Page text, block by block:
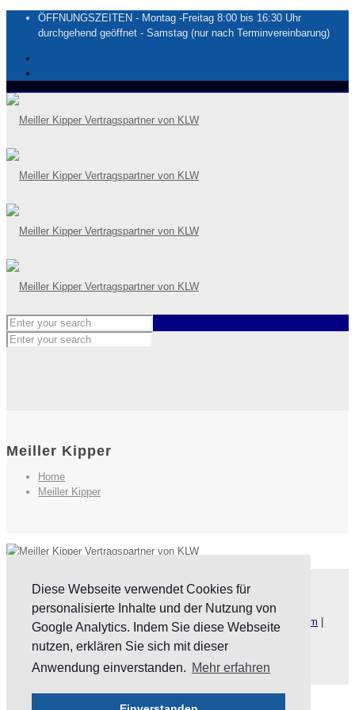
Diese Webseite verwendet Cookies für
personalisierte Inhalte und der Nutzung von
Google Analytics. Indem Sie diese Webseite
nutzen, erklären Sie sich mit dieser
Anwendung einverstanden. Mehr erfahren
ÖFFNUNGSZEITEN - Montag -Freitag 8:00 bis 16:30 Uhr
durchgehend geöffnet - Samstag (nur nach Terminvereinbarung)
Meiller Kipper
Home
Meiller Kipper
Website byKLW GmbH
Copyright © 2023 KLW-trier.de. Alle Rechte vorbehalten. Impressum
Datenschutz